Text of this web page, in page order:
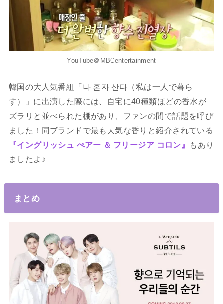
YouTube＠MBCentertainment
韓国の大人気番組「나 혼자 산다（私は一人で暮ら
す）」に出演した際には、自宅に40種類ほどの香水が
ズラリと並べられた棚があり、ファンの間で話題を呼び
ました！同ブランドで最も人気な香りと紹介されている
『イングリッシュ ぺアー ＆ フリージア コロン』
もあり
ましたよ♪
まとめ